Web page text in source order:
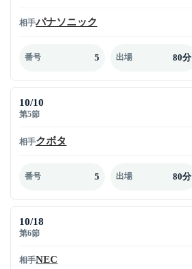
相手パナソニック
番号 5 出場 80分
10/10
第5節
相手クボタ
番号 5 出場 80分
10/18
第6節
相手NEC